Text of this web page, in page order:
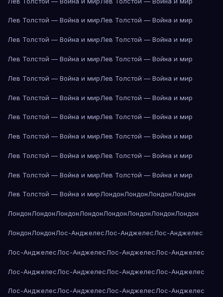
Лев Толстой — Война и мирЛев Толстой — Война и мир
Лев Толстой — Война и мирЛев Толстой — Война и мир
Лев Толстой — Война и мирЛев Толстой — Война и мир
Лев Толстой — Война и мирЛев Толстой — Война и мир
Лев Толстой — Война и мирЛев Толстой — Война и мир
Лев Толстой — Война и мирЛев Толстой — Война и мир
Лев Толстой — Война и мирЛев Толстой — Война и мир
Лев Толстой — Война и мирЛев Толстой — Война и мир
Лев Толстой — Война и мирЛев Толстой — Война и мир
Лев Толстой — Война и мирЛондонЛондонЛондонЛондон
ЛондонЛондонЛондонЛондонЛондонЛондонЛондонЛондон
ЛондонЛондонЛос-АнджелесЛос-АнджелесЛос-Анджелес
Лос-АнджелесЛос-АнджелесЛос-АнджелесЛос-Анджелес
Лос-АнджелесЛос-АнджелесЛос-АнджелесЛос-Анджелес
Лос-АнджелесЛос-АнджелесЛос-АнджелесЛос-Анджелес